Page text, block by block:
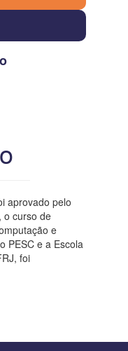
aprovado pelo
o curso de
e
PESC e a Escola
foi